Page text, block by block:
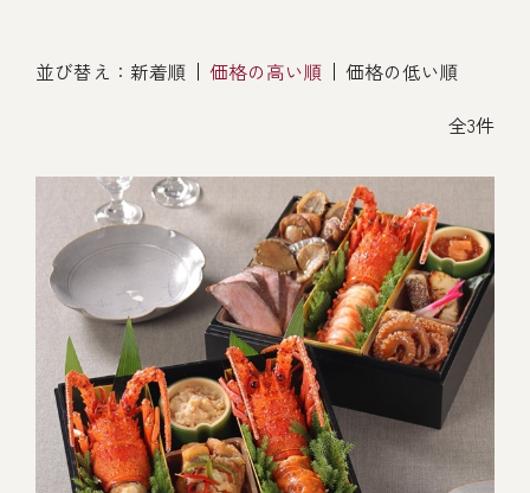
並び替え： 新着順 価格の高い順 価格の低い順
全3件